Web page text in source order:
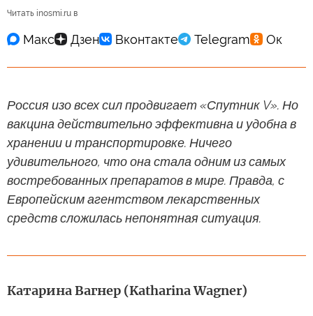
Читать inosmi.ru в
Россия изо всех сил продвигает «Спутник V». Но
вакцина действительно эффективна и удобна в
хранении и транспортировке. Ничего
удивительного, что она стала одним из самых
востребованных препаратов в мире. Правда, с
Европейским агентством лекарственных
средств сложилась непонятная ситуация.
Катарина Вагнер (Katharina Wagner)